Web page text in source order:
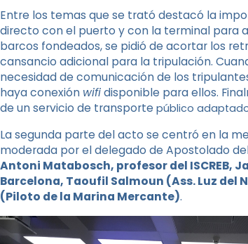
Entre los temas que se trató destacó la
directo con el puerto y con la terminal para
barcos fondeados, se pidió de acortar los
cansancio adicional para la tripulación.
necesidad de comunicación de los
haya conexión wifidisponible para ellos.
de un servicio de transporte público
La segunda parte del acto se centró en la
moderada por el delegado de Apostolado
Antoni Matabosch, profesor del ISCREB,
Barcelona, ​​Taoufil Salmoun (Ass. Luz del
(Piloto de la Marina Mercante).